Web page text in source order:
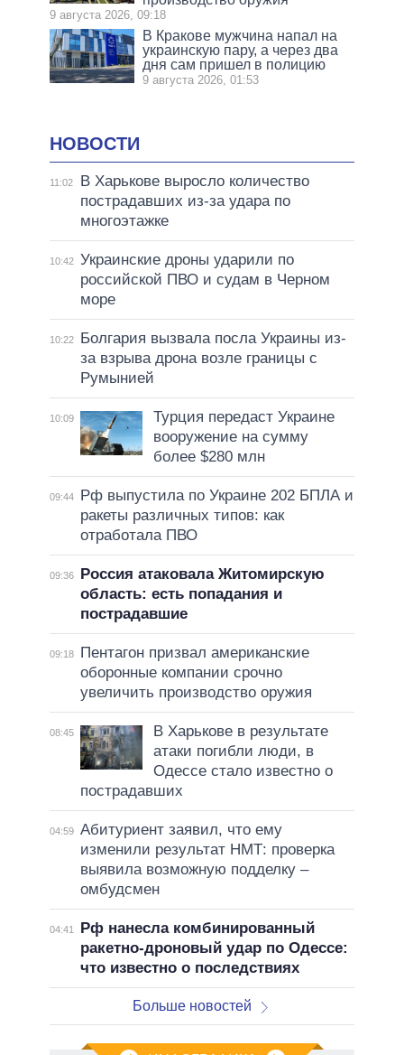
9 августа 2026, 09:18
В Кракове мужчина напал на
украинскую пару, а через два
дня сам пришел в полицию
9 августа 2026, 01:53
НОВОСТИ
11:02
В Харькове выросло количество
пострадавших из-за удара по
многоэтажке
10:42 Украинские дроны ударили по
российской ПВО и судам в Черном
море
10:22
Болгария вызвала посла Украины из-
за взрыва дрона возле границы с
Румынией
10:09
Турция передаст Украине
вооружение на сумму
более $280 млн
09:44
Рф выпустила по Украине 202 БПЛА и
ракеты различных типов: как
отработала ПВО
09:36
Россия атаковала Житомирскую
область: есть попадания и
пострадавшие
09:18
Пентагон призвал американские
оборонные компании срочно
увеличить производство оружия
08:45
В Харькове в результате
атаки погибли люди, в
Одессе стало известно о
пострадавших
04:59 Абитуриент заявил, что ему
изменили результат НМТ: проверка
выявила возможную подделку –
омбудсмен
04:41
Рф нанесла комбинированный
ракетно-дроновый удар по Одессе:
что известно о последствиях
Больше новостей